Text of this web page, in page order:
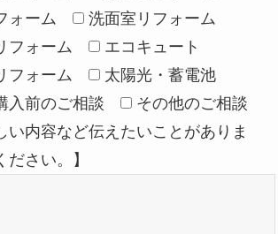
ォーム
洗面室リフォーム
フォーム
エコキュート
フォーム
太陽光・蓄電池
入前のご相談
その他のご相談
い内容など伝えたいことがありま
ださい。】